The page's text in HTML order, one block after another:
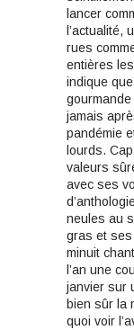
lancer
l’actualité,
rues
entières
indique
jamais
pandémie
lourds.
valeurs
avec ses
neules au
gras et
minuit
l’an une
janvier sur
bien sûr la
quoi voir